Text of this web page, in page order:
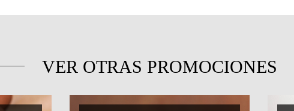
VER OTRAS PROMOCIONES